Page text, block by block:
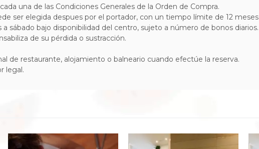
una de las Condiciones Generales de la Orden de Compra.
ser elegida despues por el portador, con un tiempo límite de 12
sábado bajo disponibilidad del centro, sujeto a número de bonos diarios.
de su pérdida o sustracción.
de restaurante, alojamiento o balneario cuando efectúe la reserva.
legal.